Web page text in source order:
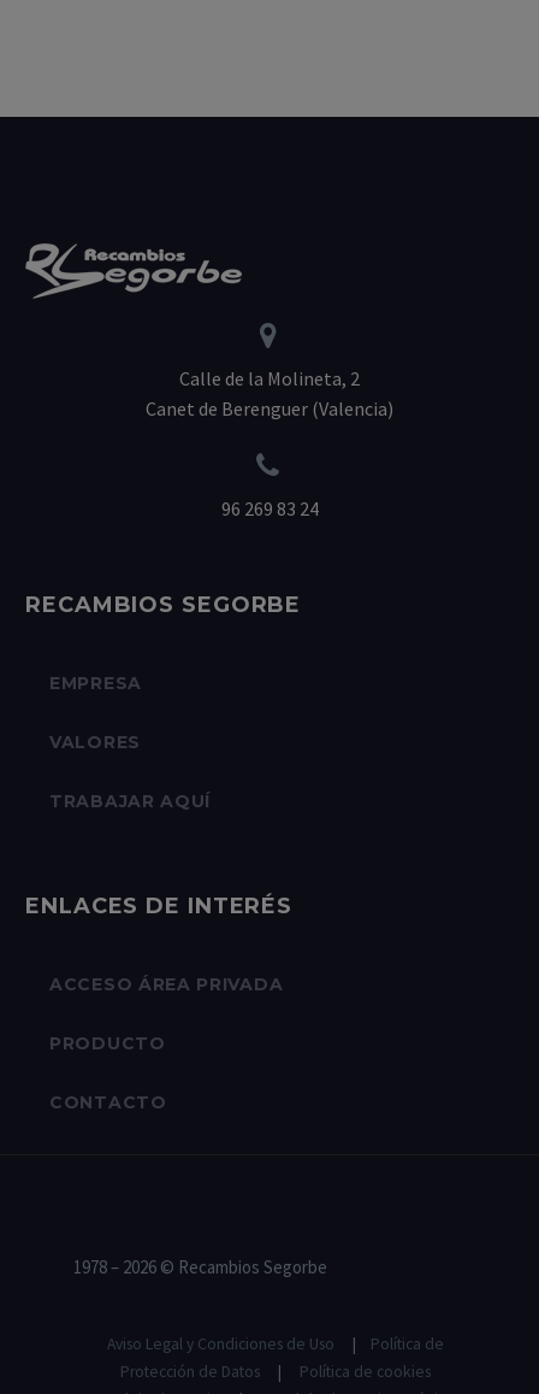


Calle de la Molineta, 2
Canet de Berenguer (Valencia)


96 269 83 24
RECAMBIOS SEGORBE
EMPRESA
VALORES
TRABAJAR AQUÍ
ENLACES DE INTERÉS
ACCESO ÁREA PRIVADA
PRODUCTO
CONTACTO
1978 – 2026 © Recambios Segorbe
Aviso Legal y Condiciones de Uso | Política de
Protección de Datos | Política de cookies